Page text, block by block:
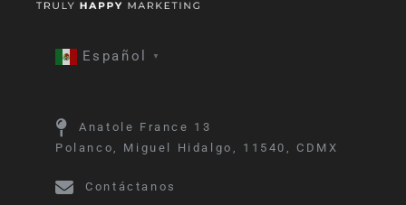
Español ▼
Anatole France 13
Polanco, Miguel Hidalgo, 11540, CDMX
Contáctanos